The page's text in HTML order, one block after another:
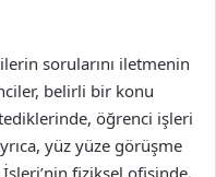
sorularını iletmenin
belirli bir konu
öğrenci işleri
yüz yüze görüşme
fiziksel ofisinde,